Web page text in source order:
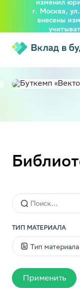
изменил
г. Москва,
внесены
ТИП МАТЕРИАЛА
Тип материала
Статья
Применить